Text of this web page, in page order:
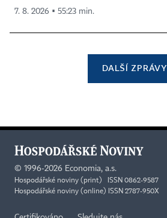
7. 8. 2026 ▪ 55:23 min.
DALŠÍ ZPRÁVY
© 1996-2026 Economia, a.s.
Hospodářské noviny (print) ISSN 0862-9587
Hospodářské noviny (online) ISSN 2787-950X